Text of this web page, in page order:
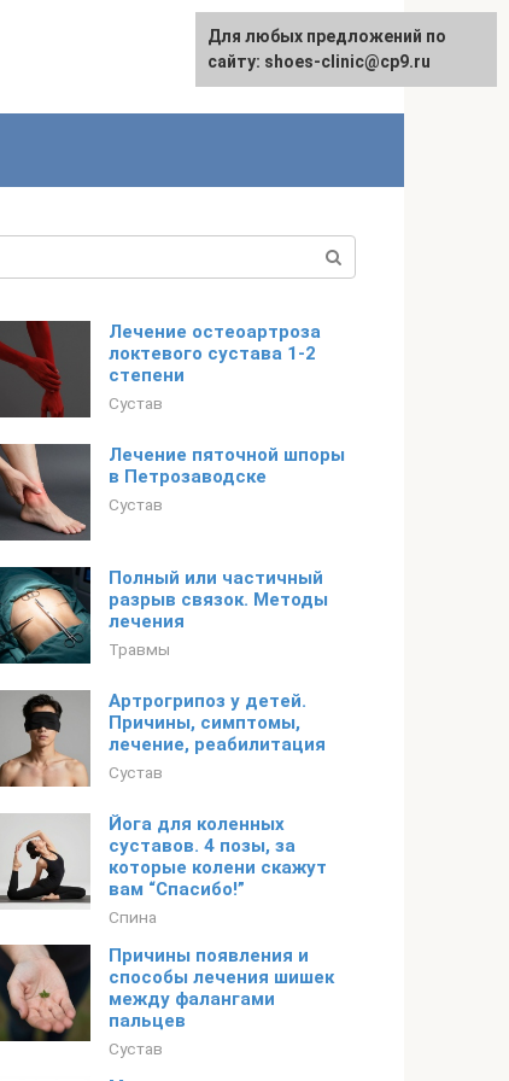
Лечение остеоартроза
локтевого сустава 1-2
степени
Сустав
Лечение пяточной шпоры
в Петрозаводске
Сустав
Полный или частичный
разрыв связок. Методы
лечения
Травмы
Артрогрипоз у детей.
Причины, симптомы,
лечение, реабилитация
Сустав
Йога для коленных
суставов. 4 позы, за
которые колени скажут
вам “Спасибо!”
Спина
Причины появления и
способы лечения шишек
между фалангами
пальцев
Сустав
Для любых предложений по
сайту: shoes-clinic@cp9.ru